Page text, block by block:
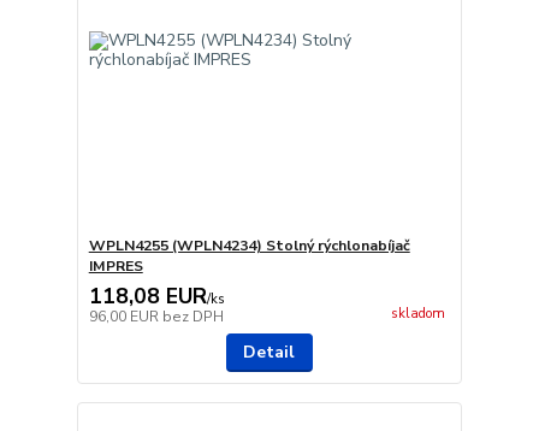
WPLN4255 (WPLN4234) Stolný rýchlonabíjač
IMPRES
118,08 EUR/ks
96,00 EUR bez DPH skladom
Detail